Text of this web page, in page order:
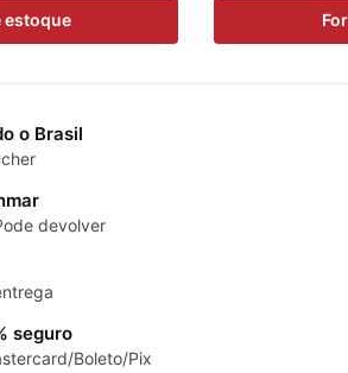
estoque
o Brasil
devolver
seguro
Boleto/Pix